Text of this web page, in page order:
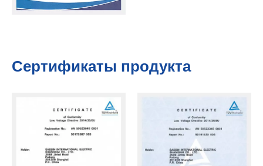
Сертификаты продукта